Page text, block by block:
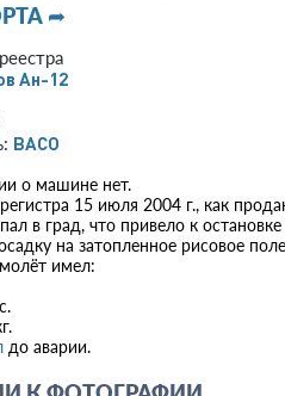
➦
Ан-12
ВАСО
о машине нет.
15 июля 2004 г., как
в град, что привело к
на затопленное рисовое
имел:
до аварии.